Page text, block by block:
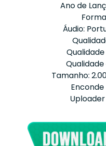
Ano de
Áudio:
Qualidade
Qualidade
Tamanho: